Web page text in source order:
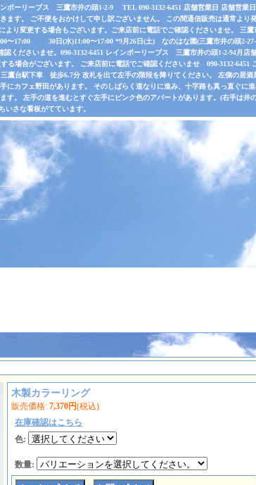
ボーリーブス 三鷹市井の頭1-2-9 TEL 090-3132-6451 店舗営業日 店舗営業
す。 ご不便をおかけして申し訳ございません。 この間通信販売は通常より
り変更する場合もございます。ご来店前に電話でご確認くださいませ。 三鷹
17:00 30日(水)11:00〜17:00 *9月26日(土) なのはな園(三鷹市井の頭2-
くださいませ。090-3132-6451 レインボーリーブス 三鷹市井の頭1-2-94月店
る場合がございます。 ご来店前に電話でご確認くださいませ 090-3132-6451
台駅下車 徒歩6.7分 改札を出て左手の階段を降りてください。 左側の居酒
カフェ野田があります。 そのしばらく道なりに進み、十字路も真っ直ぐに
。 左手の道を進むとすぐ左手にピンク色のアパートがあります。(右手は井
さな看板がてています。
木製カラーリング
販売価格: 7,370円(税込)
在庫確認はこちら
色:
数量: